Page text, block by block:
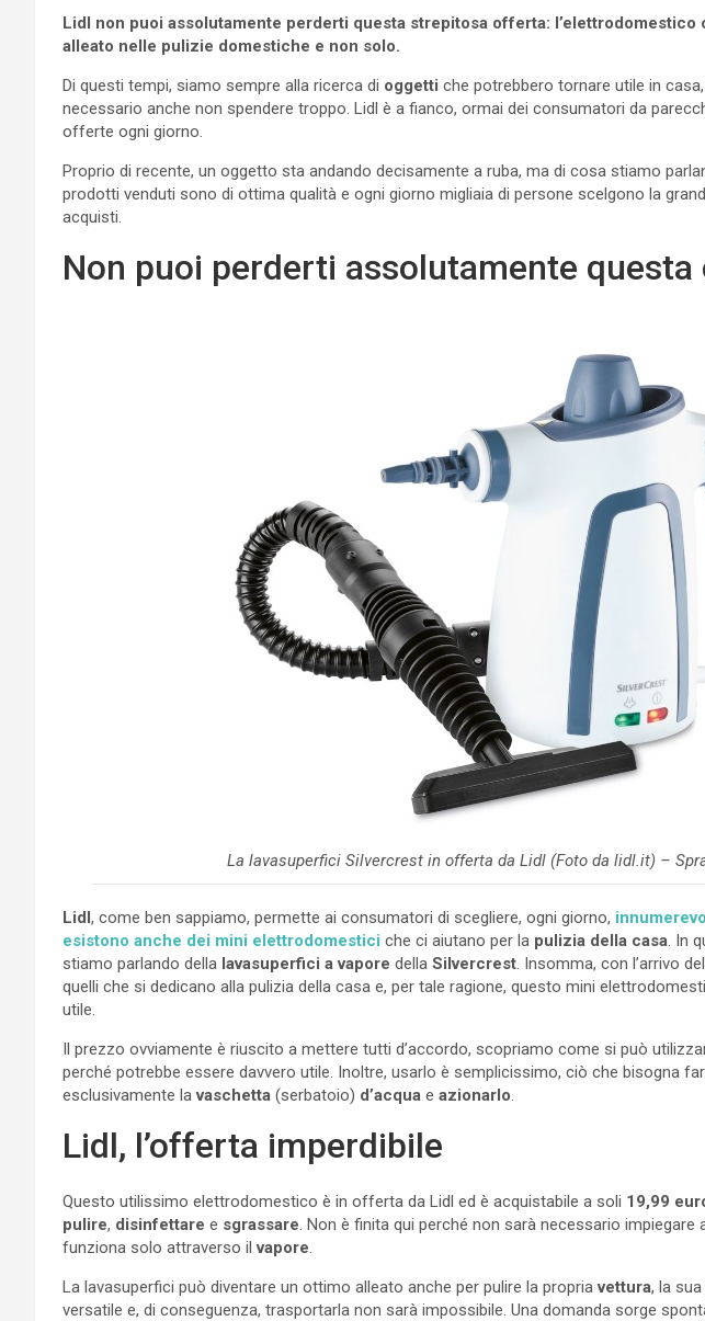
Lidl non puoi assolutamente perderti questa strepitosa offerta: l’elettrodomestico
alleato nelle pulizie domestiche e non solo.
Di questi tempi, siamo sempre alla ricerca di oggetti che potrebbero tornare utile in
necessario anche non spendere troppo. Lidl è a fianco, ormai dei consumatori da
offerte ogni giorno.
Proprio di recente, un oggetto sta andando decisamente a ruba, ma di cosa stiamo
prodotti venduti sono di ottima qualità e ogni giorno migliaia di persone scelgono la
acquisti.
Non puoi perderti assolutamente
La lavasuperfici Silvercrest in offerta da Lidl (Foto da lidl.it) –
Lidl, come ben sappiamo, permette ai consumatori di scegliere, ogni giorno,
esistono anche dei mini elettrodomestici che ci aiutano per la pulizia della casa . In
stiamo parlando della lavasuperfici a vapore della Silvercrest . Insomma, con l’arrivo
quelli che si dedicano alla pulizia della casa e, per tale ragione, questo mini
utile.
Il prezzo ovviamente è riuscito a mettere tutti d’accordo, scopriamo come si può
perché potrebbe essere davvero utile. Inoltre, usarlo è semplicissimo, ciò che bisogna
esclusivamente lavaschetta (serbatoio) d’acqua e azionarlo
Lidl, l’offerta imperdibile
Questo utilissimo elettrodomestico è in offerta da Lidl ed è acquistabile a soli 19,99
pulire, disinfettare e sgrassare . Non è finita qui perché non sarà necessario
funziona solo attraverso ilvapore
La lavasuperfici può diventare un ottimo alleato anche per pulire la propriavettura, la
versatile e, di conseguenza, trasportarla non sarà impossibile. Una domanda sorge